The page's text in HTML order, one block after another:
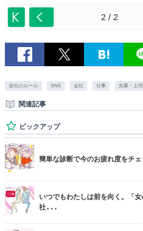
2 / 2
会社のルール SNS 会社 仕事 先輩・上司
関連記事
ピックアップ
簡単な診断で今のお疲れ度をチェ
いつでもわたしは前を向く。「
社...